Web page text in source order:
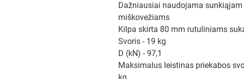
Dažniausiai naudojama
miškovežiams
Kilpa skirta 80 mm rutuliniams
Svoris - 19 kg
D (kN) - 97,1
Maksimalus leistinas priekabos